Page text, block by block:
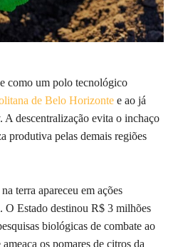
como um polo tecnológico
de Belo Horizonte e ao já
descentralização evita o inchaço
produtiva pelas demais regiões
terra apareceu em ações
O Estado destinou R$ 3 milhões
biológicas de combate ao
os pomares de citros da